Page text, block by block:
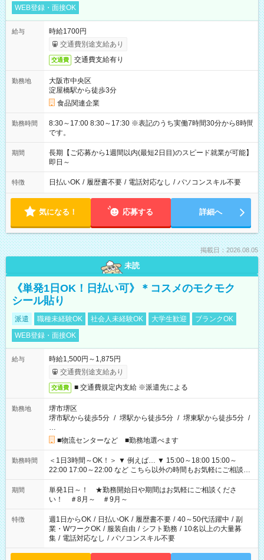
WEB登録・面接OK
給与
時給1700円
交通費別途支給あり
交通費 交通費支給有り
勤務地
大阪市中央区
淀屋橋駅から徒歩3分
食品関連企業
勤務時間
8:30～17:00 8:30～17:30 ※表記のうち実働7時間30分から8時間
です。
期間
長期【ご応募から1週間以内(最短2日目)のスピード就業が可能】
即日～
特徴 日払いOK / 履歴書不要 / 電話対応なし / パソコンスキル不要
気になる！ 応募する 詳細へ
掲載日：2026.08.05
未読
《単発1日OK！日払い可》＊コスメのモクモク
シール貼り
派遣 職種未経験OK 社会人未経験OK 大学生歓迎
ブランクOK
WEB登録・面接OK
給与
時給1,500円～1,875円
交通費別途支給あり
交通費 ■ 交通費規定内支給 ※派遣先による
勤務地
堺市堺区
堺市駅から徒歩5分 / 堺駅から徒歩5分 / 堺東駅から徒歩5分 /
…
■物流センターなど ■勤務地選べます
勤務時間
＜1日3時間～OK！＞ ▼ 例えば… ▼ 15:00～18:00 15:00～
22:00 17:00～22:00 など こちら以外の時間もお気軽にご相談く
ださい！
期間
単発1日～！ ★勤務開始日や期間はお気軽にご相談くださ
い！ ＃8月～ ＃9月～
特徴 週1日からOK / 日払いOK / 履歴書不要 / 40～50代活躍中 / 副
業・WワークOK / 服装自由 / シフト勤務 / 10名以上の大量募
集 / 電話対応なし / パソコンスキル不要